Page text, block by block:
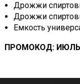
Дрожжи
Дрожжи
Емкость
ПРОМОКОД: ИЮЛЬ